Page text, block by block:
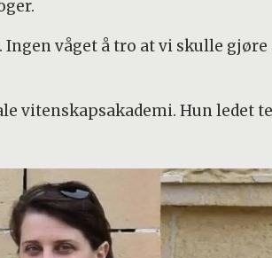
våget å tro at vi skulle
vitenskapsakademi. Hun ledet